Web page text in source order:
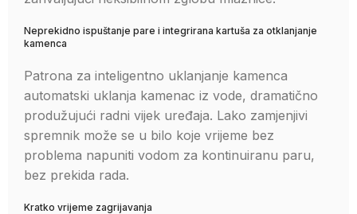
Neprekidno ispuštanje pare i integrirana kartuša za otklanjanje
kamenca
Patrona za inteligentno uklanjanje kamenca
automatski uklanja kamenac iz vode, dramatično
produžujući radni vijek uređaja. Lako zamjenjivi
spremnik može se u bilo koje vrijeme bez
problema napuniti vodom za kontinuiranu paru,
bez prekida rada.
Kratko vrijeme zagrijavanja